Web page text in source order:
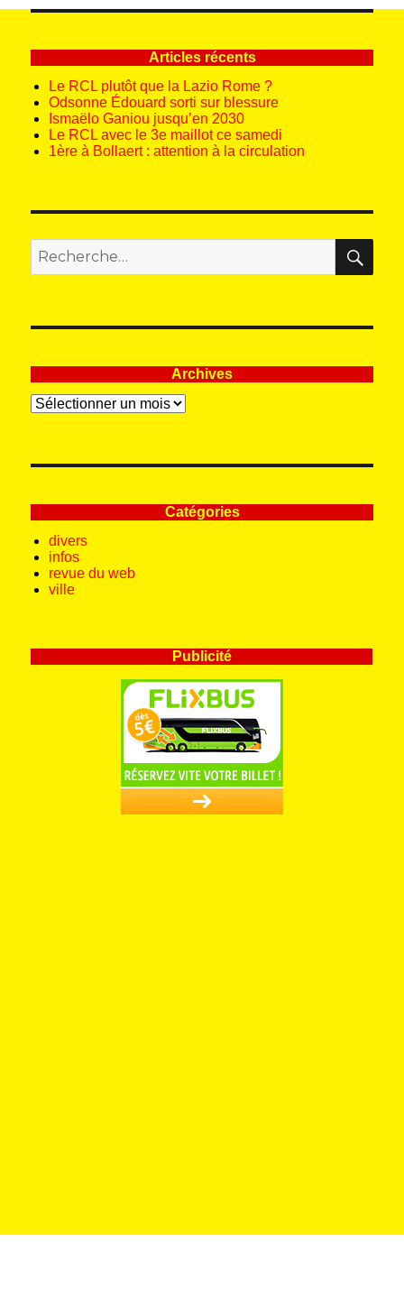
Articles récents
Le RCL plutôt que la Lazio Rome ?
Odsonne Édouard sorti sur blessure
Ismaëlo Ganiou jusqu’en 2030
Le RCL avec le 3e maillot ce samedi
1ère à Bollaert : attention à la circulation
pour
:
Archives
Archives
Catégories
divers
infos
revue du web
ville